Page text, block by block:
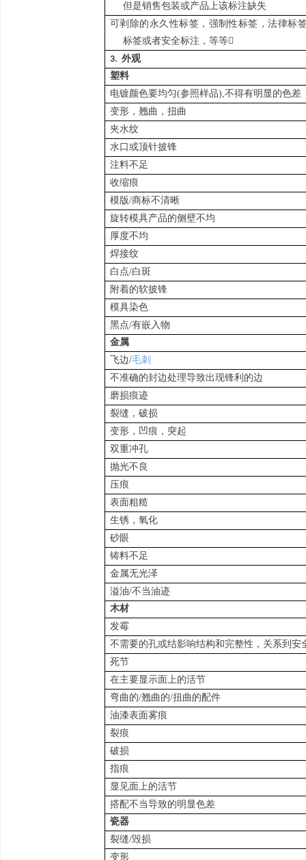
但是销售包装或产品上该标注缺失
可剥除的永久性标签 ， 强制性标签，法律标
标签或者安全标注，等等
3. 外观
塑料
电镀颜色要均匀(参照样品),不得有明显的色差
变形，翘曲，扭曲
夹水纹
水口或顶针披锋
注料不足
收缩痕
模版/商标不清晰
旋转模具产品的侧壁不均
厚度不均
焊接纹
白点/白斑
附着的软披锋
模具染色
黑点/有嵌入物
金属
飞边/毛刺
不准确的封边处理导致出现锋利的边
磨损痕迹
裂缝，破损
变形，凹痕，突起
双重冲孔
抛光不良
压痕
表面粗糙
生锈，氧化
砂眼
铸料不足
金属无光泽
溢油/不当油迹
木材
发霉
不需要的孔或结影响结构和完整性，关系到安
死节
在主要显示面上的活节
弯曲的/翘曲的/扭曲的配件
油漆表面雾痕
裂痕
破损
指痕
显见面上的活节
搭配不当导致的明显色差
瓷器
裂缝/毁损
变形